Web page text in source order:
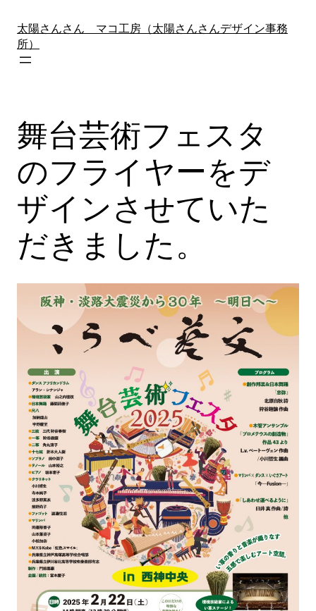
太陽さんさん マコ工房（太陽さんさんデザイン事務
所）
舞台芸術フェスタ
のフライヤーをデ
ザインさせていた
だきました。